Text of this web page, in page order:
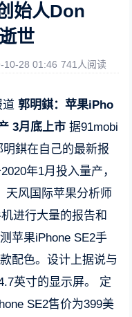
始人Don
世
10-28 01:46 741人阅读
道郭明錤：苹果iPho
3月底上市 据91mobi
錤在自己的最新报
年1月投入量产，
天风国际苹果分析师
进行大量的报告和
苹果iPhone SE2手
配色。设计上据说与
英寸的显示屏。 定
SE2售价为399美